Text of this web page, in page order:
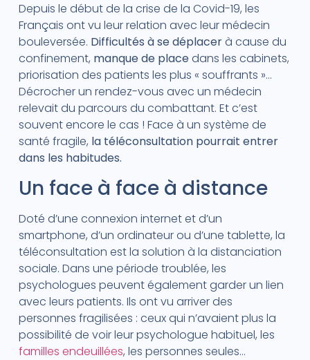
Depuis le début de la crise de la Covid-19, les
Français ont vu leur relation avec leur médecin
bouleversée. Difficultés à se déplacerà cause du
confinement, manque de placedans les cabinets,
priorisation des patients les plus « souffrants »…
Décrocher un rendez-vous avec un médecin
relevait du parcours du combattant. Et c’est
souvent encore le cas ! Face à un système de
santé fragile, la téléconsultation pourrait entrer
dans les habitudes.
Un face à face à distance
Doté d’une connexion internet et d’un
smartphone, d’un ordinateur ou d’une tablette, la
téléconsultation est la solution à la distanciation
sociale. Dans une période troublée, les
psychologues peuvent également garder un lien
avec leurs patients. Ils ont vu arriver des
personnes fragilisées : ceux qui n’avaient plus la
possibilité de voir leur psychologue habituel, les
familles endeuillées, les personnes seules…